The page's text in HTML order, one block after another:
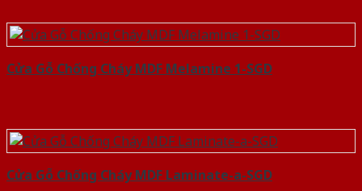
Cửa Gỗ Chống Cháy MDF Melamine 1-SGD
Cửa Gỗ Chống Cháy MDF Laminate-a-SGD